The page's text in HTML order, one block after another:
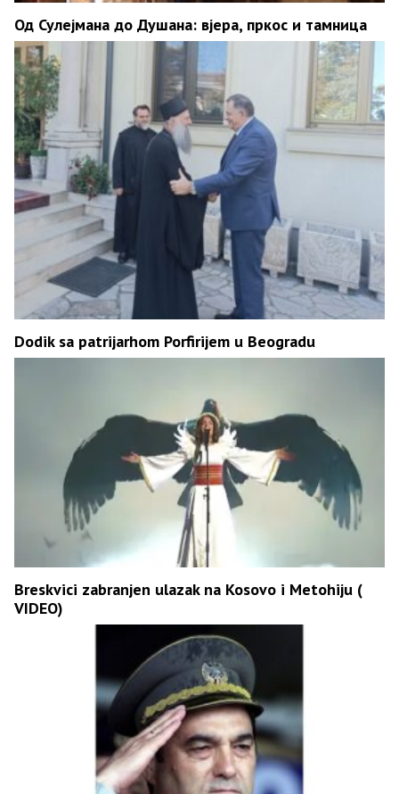
Од Сулејмана до Душана: вјера, пркос и тамница
Dodik sa patrijarhom Porfirijem u Beogradu
Breskvici zabranjen ulazak na Kosovo i Metohiju (
VIDEO)